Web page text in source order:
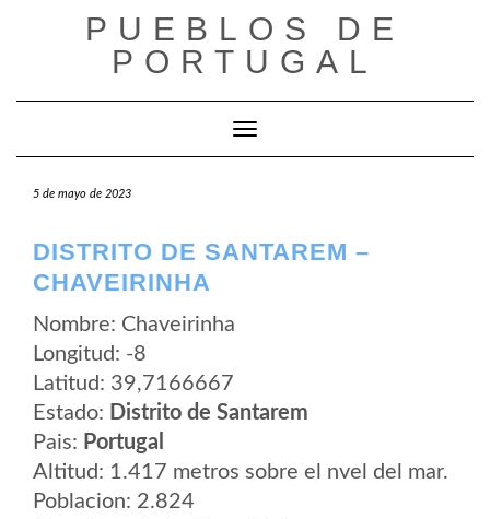
PUEBLOS DE
PORTUGAL
Cambiar modo de navegación
5 de mayo de 2023
DISTRITO DE SANTAREM –
CHAVEIRINHA
Nombre: Chaveirinha
Longitud: -8
Latitud: 39,7166667
Estado: Distrito de Santarem
Pais: Portugal
Altitud: 1.417 metros sobre el nvel del mar.
Poblacion: 2.824